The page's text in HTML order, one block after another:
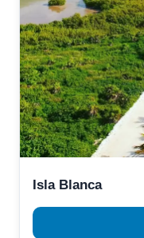
Isla Blanca